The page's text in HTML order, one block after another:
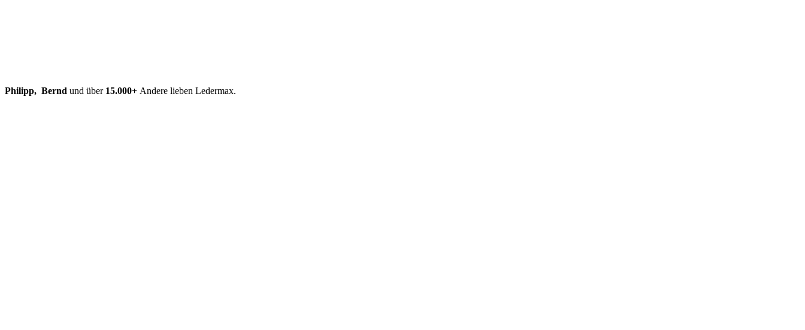
Philipp, Bernd und über 15.000+ Andere lieben Ledermax.